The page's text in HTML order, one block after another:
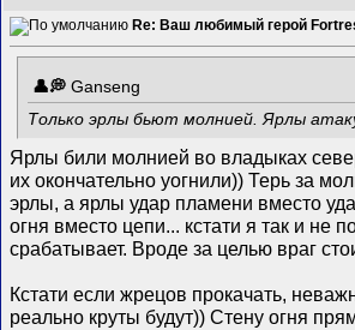
Re: Ваш любимый герой
Ganseng
Только эрлы бьют молнией. Ярлы
Ярлы били молнией во владыках
их окончательно уогнили)) Терь за
эрлы, а ярлы удар пламени вместо
огня вместо цепи... кстати я так и не
срабатывает. Вроде за целью враг
Кстати если жрецов прокачать,
реально круты будут)) Стену огня